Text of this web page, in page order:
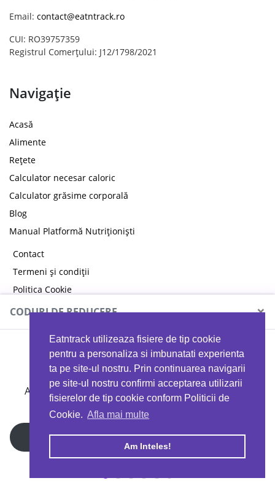
Eatntrack utilizeaza fisiere de tip cookie
pentru a personaliza si imbunatati experienta
ta pe site-ul nostru. Prin continuarea navigarii
pe site-ul nostru confirmi acceptarea utilizarii
fisierelor de tip cookie conform Politicii de
Cookie. Afla mai multe
Am Inteles!
Email: contact@eatntrack.ro
CUI: RO39757359
Registrul Comerțului: J12/1798/2021
Navigație
Acasă
Alimente
Rețete
Calculator necesar caloric
Calculator grăsime corporală
Blog
Manual Platformă Nutriționiști
Contact
Termeni și condiții
Politica Cookie
Politica de confidențialitate
Copyright © 2026 EAT & TRACK S.R.L
CODURI DE REDUCERE ×
MYPROTEIN
Ai 40%reducere la orice comandă folosind codul
EATTRACK
Profită acum